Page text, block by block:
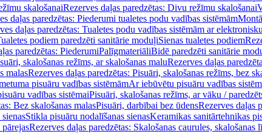
skalošanaiRezerves daļas paredzētas: Divu režīmu skalošanai
daļas paredzētas: Piederumi tualetes podu vadības sistēmām
daļas paredzētas: Tualetes podu vadības sistēmām ar
podiem paredzēti sanitārie moduļiSienas tualetes podiem
paredzētas: PiederumiPalīgmateriāliBidē paredzēti sanitārie
skalošanas režīms, ar skalošanas maluRezerves daļas
malasRezerves daļas paredzētas: Pisuāri, skalošanas režīms, bez
pisuāru vadības sistēmāmAr iebūvētu pisuāru vadības
vadības sistēmaiPisuāri, skalošanas režīms, ar vāku /
Bez skalošanas malasPisuāri, darbībai bez ūdensRezerves daļas
Stikla pisuāru nodalīšanas sienasKeramikas sanitārtehnikas
Rezerves daļas paredzētas: Skalošanas caurules, skalošanas